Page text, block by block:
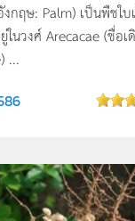
กฤษ: Palm) เป็นพืชใบ
ในวงศ์ Arecacae (ชื่อเ
...